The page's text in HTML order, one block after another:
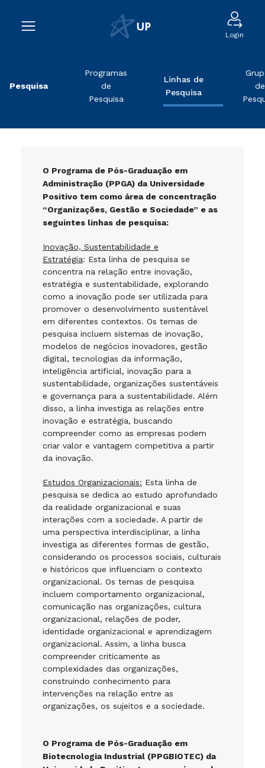
Login
Pesquisa
Programas
de
Pesquisa
Linhas de
Pesquisa
de
O Programa de Pós-Graduação em
Administração (PPGA) da Universidade
Positivo tem como área de concentração
“Organizações, Gestão e Sociedade” e as
seguintes linhas de pesquisa:
Inovação, Sustentabilidade e
Estratégia: Esta linha de pesquisa se
concentra na relação entre inovação,
estratégia e sustentabilidade, explorando
como a inovação pode ser utilizada para
promover o desenvolvimento sustentável
em diferentes contextos. Os temas de
pesquisa incluem sistemas de inovação,
modelos de negócios inovadores, gestão
digital, tecnologias da informação,
inteligência artificial, inovação para a
sustentabilidade, organizações sustentáveis
e governança para a sustentabilidade. Além
disso, a linha investiga as relações entre
inovação e estratégia, buscando
compreender como as empresas podem
criar valor e vantagem competitiva a partir
da inovação.
Estudos Organizacionais: Esta linha de
pesquisa se dedica ao estudo aprofundado
da realidade organizacional e suas
interações com a sociedade. A partir de
uma perspectiva interdisciplinar, a linha
investiga as diferentes formas de gestão,
considerando os processos sociais, culturais
e históricos que influenciam o contexto
organizacional. Os temas de pesquisa
incluem comportamento organizacional,
comunicação nas organizações, cultura
organizacional, relações de poder,
identidade organizacional e aprendizagem
organizacional. Assim, a linha busca
compreender criticamente as
complexidades das organizações,
construindo conhecimento para
intervenções na relação entre as
organizações, os sujeitos e a sociedade.
O Programa de Pós-Graduação em
Biotecnologia Industrial (PPGBIOTEC) da